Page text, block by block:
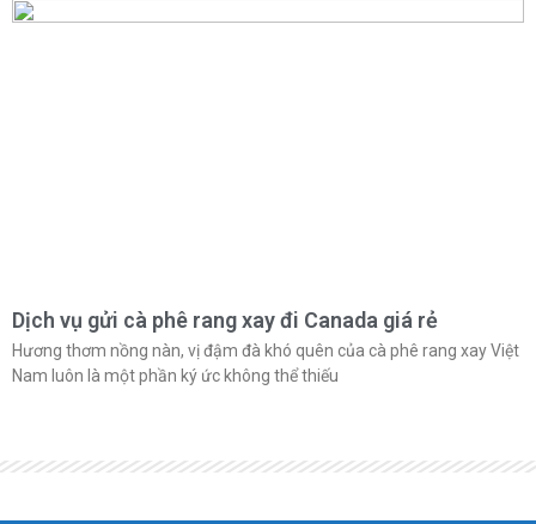
Dịch vụ gửi cà phê rang xay đi Canada giá rẻ
Hương thơm nồng nàn, vị đậm đà khó quên của cà phê rang xay Việt
Nam luôn là một phần ký ức không thể thiếu